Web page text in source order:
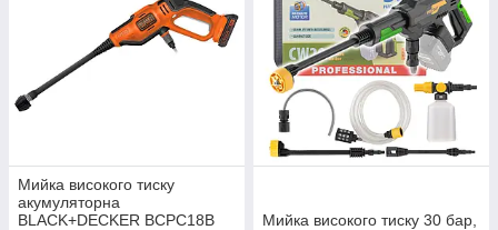
Мийка високого тиску
акумуляторна
BLACK+DECKER BCPC18B
Мийка високого тиску 30 бар,